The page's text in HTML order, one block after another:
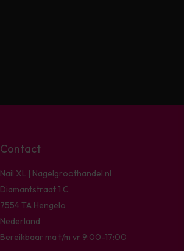
Contact
Nail XL | Nagelgroothandel.nl
Diamantstraat 1 C
7554 TA Hengelo
Nederland
Bereikbaar ma t/m vr 9:00-17:00